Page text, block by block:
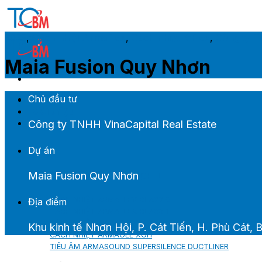
Skip
content
Trang chủ
Sản phẩm M&E
CÁCH NHIỆT ARMACELL
CÁCH NHIỆT ARMAFLEX CLASS 0
CÁCH NHIỆT ARMAGEL XGC
CÁCH NHIỆT ARMAGEL XGH
TIÊU ÂM ARMASOUND SUPERSILENCE DUCTLINER
, Cách nhiệt ArmaFlex , ,
Maia Fusion Quy Nhơn
Chủ đầu tư
Công ty TNHH VinaCapital Real Estate
Dự án
Maia Fusion Quy Nhơn
Địa điểm
Khu kinh tế Nhơn Hội, P. Cát Tiến, H. Phù Cát,